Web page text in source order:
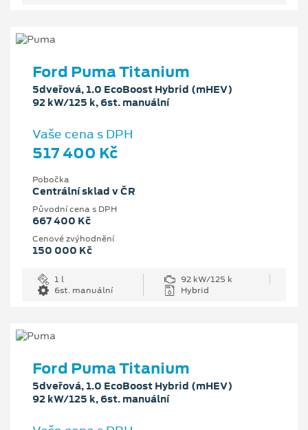
Ford Puma Titanium
5dveřová, 1.0 EcoBoost Hybrid (mHEV)
92 kW/125 k, 6st. manuální
Vaše cena s DPH
517 400 Kč
Pobočka
Centrální sklad v ČR
Původní cena s DPH
667 400 Kč
Cenové zvýhodnění
150 000 Kč
1 l
92 kW/125 k
6st. manuální
Hybrid
Ford Puma Titanium
5dveřová, 1.0 EcoBoost Hybrid (mHEV)
92 kW/125 k, 6st. manuální